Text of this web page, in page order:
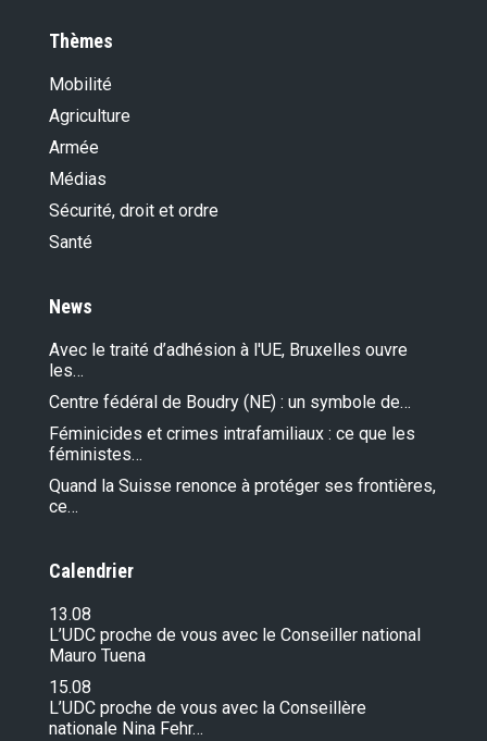
Thèmes
Mobilité
Agriculture
Armée
Médias
Sécurité, droit et ordre
Santé
News
Avec le traité d’adhésion à l'UE, Bruxelles ouvre
les…
Centre fédéral de Boudry (NE) : un symbole de…
Féminicides et crimes intrafamiliaux : ce que les
féministes…
Quand la Suisse renonce à protéger ses frontières,
ce…
Calendrier
13.08
L’UDC proche de vous avec le Conseiller national
Mauro Tuena
15.08
L’UDC proche de vous avec la Conseillère
nationale Nina Fehr…